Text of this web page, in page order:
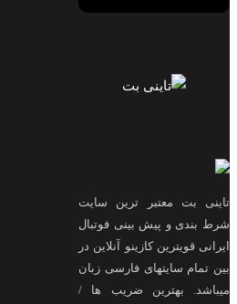
بت معتبر ترین سایت
و پیش بینی فوتبال
قویترین کازینو آنلاین در
سایتهای فارسی زبان
بهترین ضریب ها /